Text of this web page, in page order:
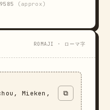
(approx)
ROMAJI · ローマ字
Mieken,
⧉